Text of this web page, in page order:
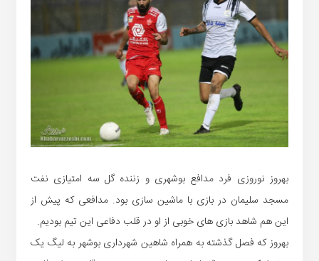
بهروز نوروزی فرد مدافع بوشهری و زننده گل سه امتیازی نفت
مسجد سلیمان در بازی با ماشین سازی بود. مدافعی که پیش از
این هم شاهد بازی های خوبی از او در قلب دفاعی این تیم بودیم.
بهروز که فصل گذشته به همراه شاهین شهرداری بوشهر به لیگ یک